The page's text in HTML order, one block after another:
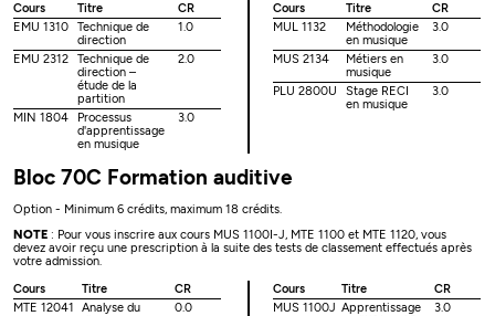
Cours
Titre
CR
EMU 1310
Technique de
direction
1.0
EMU 2312
Technique de
direction –
étude de la
partition
2.0
MIN 1804
Processus
d'apprentissage
en musique
3.0
Cours Titre
CR
MUL 1132
Méthodologie
en musique
3.0
MUS 2134
Métiers en
musique
3.0
PLU 2800U
Stage RECI
en musique
3.0
Bloc 70C Formation auditive
Option - Minimum 6 crédits, maximum 18 crédits.
NOTE : Pour vous inscrire aux cours MUS 1100I-J, MTE 1100 et MTE 1120, vous
devez avoir reçu une prescription à la suite des tests de classement effectués après
votre admission.
Cours
Titre
CR
MTE 12041
Analyse du
0.0
Cours Titre
CR
MUS 1100J Apprentissage
3.0